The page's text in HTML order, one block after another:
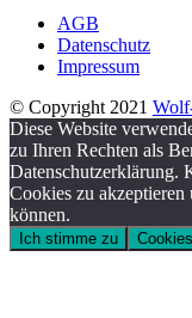
AGB
Datenschutz
Impressum
© Copyright 2021
Diese Website
zu Ihren Rechten als
Datenschutzerklärung.
Cookies zu akzeptieren
können.
Ich stimme zu